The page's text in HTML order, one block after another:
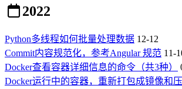
2022
Python多线程如何批量处理数据 12-12
Commit内容规范化，参考Angular 规范 11-
Docker查看容器详细信息的命令（共3种）
Docker运行中的容器，重新打包成镜像和